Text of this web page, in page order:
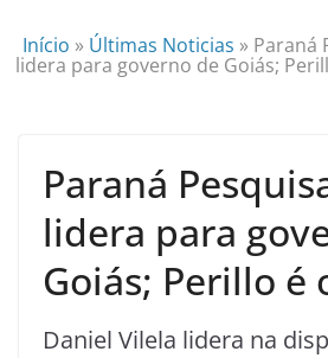
Início » Últimas Noticias » Paraná
lidera para governo de Goiás;
Paraná
lidera para
Goiás; Perillo é
Daniel Vilela lidera na